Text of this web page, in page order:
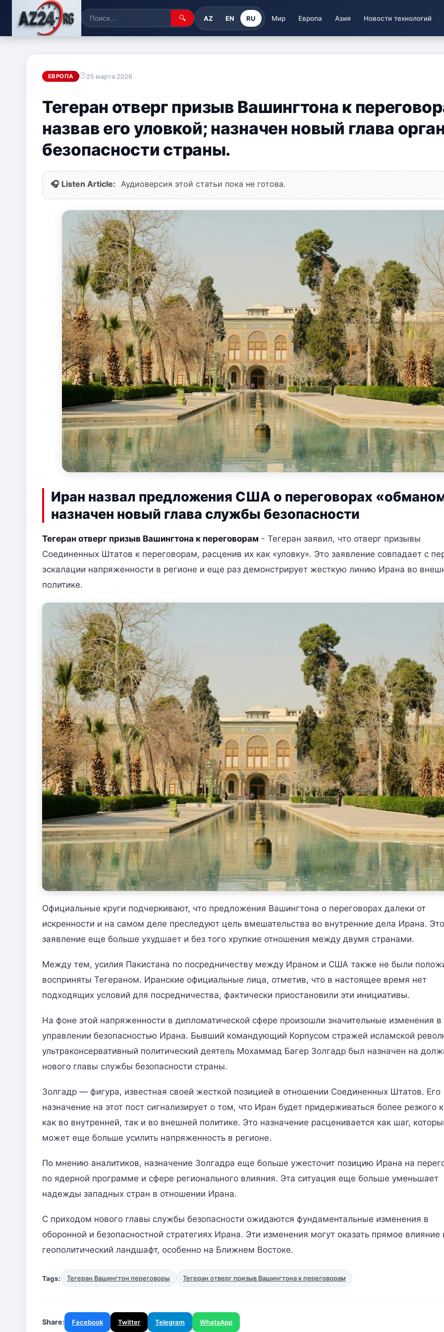
🔍 AZ EN RU Мир Европа Азия Новости технологий
ЕВРОПА 25 марта 2026
Тегеран отверг призыв Вашингтона к
назвав его уловкой; назначен новый глава
безопасности страны.
🎧 Listen Article: Аудиоверсия этой статьи пока не готова.
Иран назвал предложения США о переговорах
назначен новый глава службы безопасности
Тегеран отверг призыв Вашингтона к переговорам - Тегеран заявил, что отверг призывы
Соединенных Штатов к переговорам, расценив их как «уловку». Это заявление совпадает с
эскалации напряженности в регионе и еще раз демонстрирует жесткую линию Ирана во
политике.
Официальные круги подчеркивают, что предложения Вашингтона о переговорах далеки от
искренности и на самом деле преследуют цель вмешательства во внутренние дела Ирана. Это
заявление еще больше ухудшает и без того хрупкие отношения между двумя странами.
Между тем, усилия Пакистана по посредничеству между Ираном и США также не были
восприняты Тегераном. Иранские официальные лица, отметив, что в настоящее время нет
подходящих условий для посредничества, фактически приостановили эти инициативы.
На фоне этой напряженности в дипломатической сфере произошли значительные изменения в
управлении безопасностью Ирана. Бывший командующий Корпусом стражей исламской
ультраконсервативный политический деятель Мохаммад Багер Золгадр был назначен на
нового главы службы безопасности страны.
Золгадр — фигура, известная своей жесткой позицией в отношении Соединенных Штатов. Его
назначение на этот пост сигнализирует о том, что Иран будет придерживаться более резкого
как во внутренней, так и во внешней политике. Это назначение расценивается как шаг,
может еще больше усилить напряженность в регионе.
По мнению аналитиков, назначение Золгадра еще больше ужесточит позицию Ирана на
по ядерной программе и сфере регионального влияния. Эта ситуация еще больше уменьшает
надежды западных стран в отношении Ирана.
С приходом нового главы службы безопасности ожидаются фундаментальные изменения в
оборонной и безопасностной стратегиях Ирана. Эти изменения могут оказать прямое влияние
геополитический ландшафт, особенно на Ближнем Востоке.
Tags: Тегеран Вашингтон переговоры Тегеран отверг призыв Вашингтона к переговорам
Share: Facebook Twitter Telegram WhatsApp